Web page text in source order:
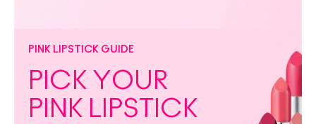
PINK LIPSTICK GUIDE
PICK YOUR
PINK LIPSTICK